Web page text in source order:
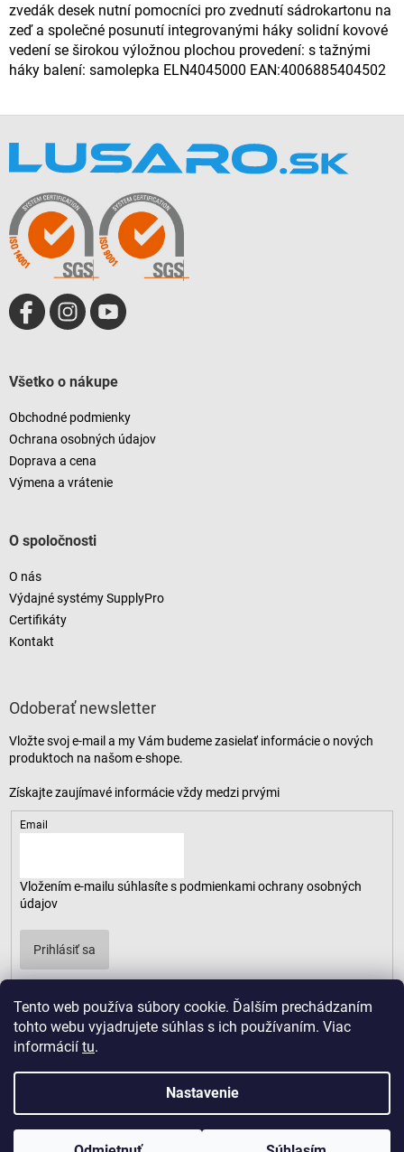
Tento web používa súbory cookie. Ďalším prechádzaním
tohto webu vyjadrujete súhlas s ich používaním. Viac
informácií tu.
Nastavenie
zvedák desek nutní pomocníci pro zvednutí sádrokartonu na
zeď a společné posunutí integrovanými háky solidní kovové
vedení se širokou výložnou plochou provedení: s tažnými
háky balení: samolepka ELN4045000 EAN:4006885404502
Všetko o nákupe
Obchodné podmienky
Ochrana osobných údajov
Doprava a cena
Výmena a vrátenie
O spoločnosti
O nás
Výdajné systémy SupplyPro
Certifikáty
Kontakt
Odoberať newsletter
Vložte svoj e-mail a my Vám budeme zasielať informácie o nových
produktoch na našom e-shope.
Email
Vložením e-mailu súhlasíte s podmienkami ochrany osobných
údajov
Prihlásiť sa